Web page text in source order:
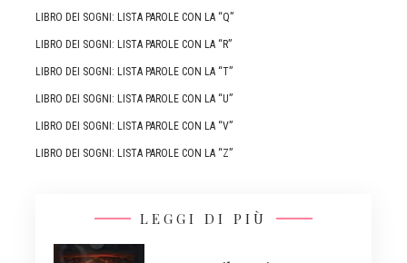
LIBRO DEI SOGNI: LISTA PAROLE CON LA “Q”
LIBRO DEI SOGNI: LISTA PAROLE CON LA “R”
LIBRO DEI SOGNI: LISTA PAROLE CON LA “T”
LIBRO DEI SOGNI: LISTA PAROLE CON LA “U”
LIBRO DEI SOGNI: LISTA PAROLE CON LA “V”
LIBRO DEI SOGNI: LISTA PAROLE CON LA “Z”
LEGGI DI PIÙ